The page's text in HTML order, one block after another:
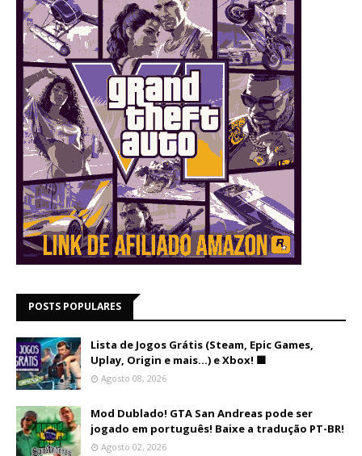
POSTS POPULARES
Lista de Jogos Grátis (Steam, Epic Games,
Uplay, Origin e mais...) e Xbox! 🟩
Agosto 08, 2026
Mod Dublado! GTA San Andreas pode ser
jogado em português! Baixe a tradução PT-BR!
Agosto 02, 2026